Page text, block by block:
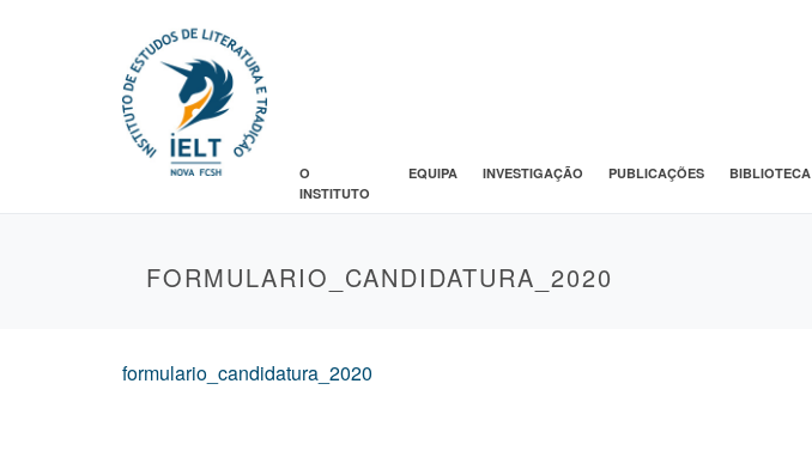
O
INSTITUTO
EQUIPA INVESTIGAÇÃO PUBLICAÇÕES BIBLIOTECA
FORMULARIO_CANDIDATURA_2020
formulario_candidatura_2020